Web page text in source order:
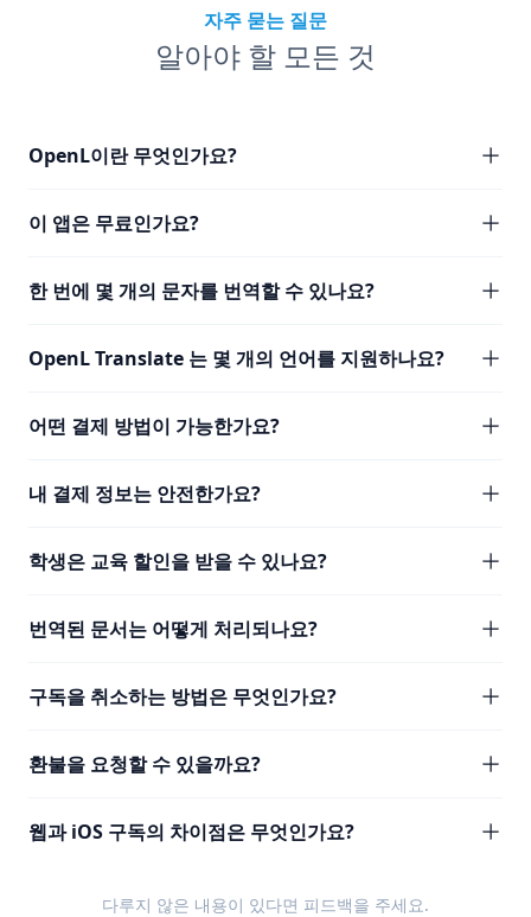
자주 묻는 질문
알아야 할 모든 것
OpenL이란 무엇인가요?
이 앱은 무료인가요?
한 번에 몇 개의 문자를 번역할 수 있나요?
OpenL Translate 는 몇 개의 언어를 지원하나요?
어떤 결제 방법이 가능한가요?
내 결제 정보는 안전한가요?
학생은 교육 할인을 받을 수 있나요?
번역된 문서는 어떻게 처리되나요?
구독을 취소하는 방법은 무엇인가요?
환불을 요청할 수 있을까요?
웹과 iOS 구독의 차이점은 무엇인가요?
다루지 않은 내용이 있다면 피드백을 주세요.